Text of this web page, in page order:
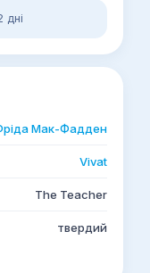
дні
Мак-Фадден
Vivat
The Teacher
твердий